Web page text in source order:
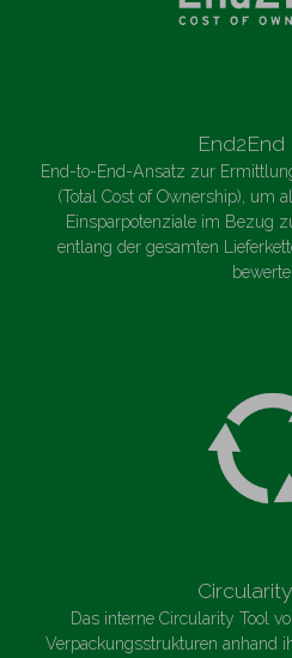
End2End
End-to-End-Ansatz zur
(Total Cost of Ownership), um
Einsparpotenziale im Bezug
entlang der gesamten
Das interne Circularity Tool
Verpackungsstrukturen anhand